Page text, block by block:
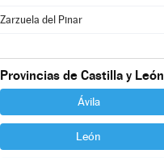
Zarzuela del Pinar
Provincias de Castilla y León
Ávila
León